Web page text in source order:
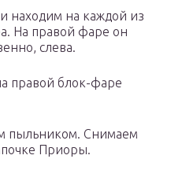
находим на каждой из
На правой фаре он
слева.
правой блок-фаре
пыльником. Снимаем
Приоры.